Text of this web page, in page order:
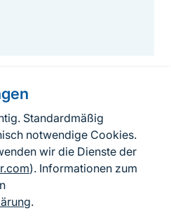
Standardmäßig
notwendige Cookies.
wir die Dienste der
). Informationen zum
.
zum BfN
Barrierefreiheit